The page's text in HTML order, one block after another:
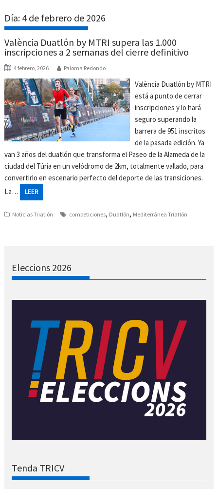
Día: 4 de febrero de 2026
València Duatlón by MTRI supera las 1.000
inscripciones a 2 semanas del cierre definitivo
4 febrero, 2026 Paloma Redondo
València Duatlón by MTRI
está a punto de cerrar
inscripciones y lo hará
seguro superando la
barrera de 951 inscritos
de la pasada edición. Ya
van 3 años del duatlón que transforma el Paseo de la Alameda de la
ciudad del Túria en un velódromo de 2km, totalmente vallado, para
convertirlo en escenario perfecto del deporte de las transiciones.
La…
LEER
Noticias Triatlón competiciones, Duatlón, Mediterránea Triatlón
Eleccions 2026
Tenda TRICV